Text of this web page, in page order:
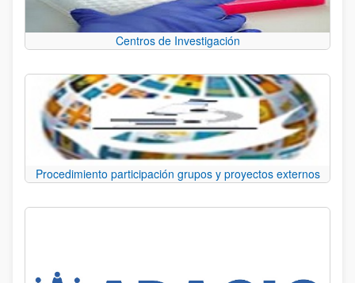
Centros de Investigación
Procedimiento participación grupos y proyectos externos